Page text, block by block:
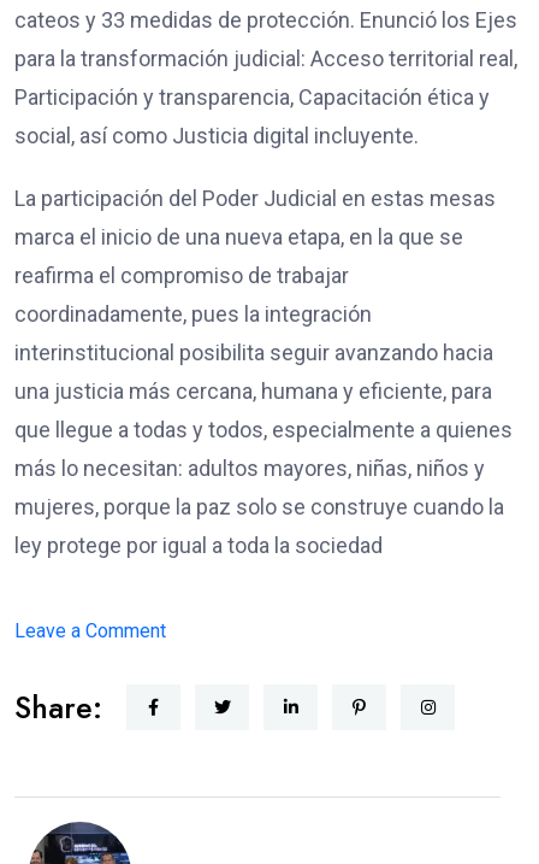
cateos y 33 medidas de protección. Enunció los Ejes
para la transformación judicial: Acceso territorial real,
Participación y transparencia, Capacitación ética y
social, así como Justicia digital incluyente.
La participación del Poder Judicial en estas mesas
marca el inicio de una nueva etapa, en la que se
reafirma el compromiso de trabajar
coordinadamente, pues la integración
interinstitucional posibilita seguir avanzando hacia
una justicia más cercana, humana y eficiente, para
que llegue a todas y todos, especialmente a quienes
más lo necesitan: adultos mayores, niñas, niños y
mujeres, porque la paz solo se construye cuando la
ley protege por igual a toda la sociedad
Leave a Commenton
LA
Share: